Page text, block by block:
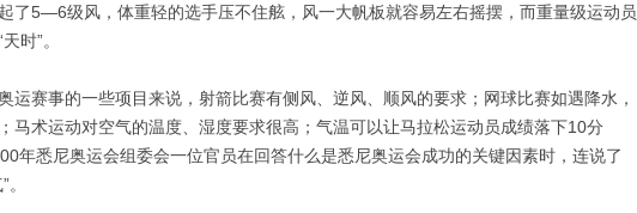
了5—6级风，体重轻的选手压不住舷，风一大帆板就容易左右摇摆，而重量级运动员
时”。
赛事的一些项目来说，射箭比赛有侧风、逆风、顺风的要求；网球比赛如遇降水，
马术运动对空气的温度、湿度要求很高；气温可以让马拉松运动员成绩落下10分
年悉尼奥运会组委会一位官员在回答什么是悉尼奥运会成功的关键因素时，连说了